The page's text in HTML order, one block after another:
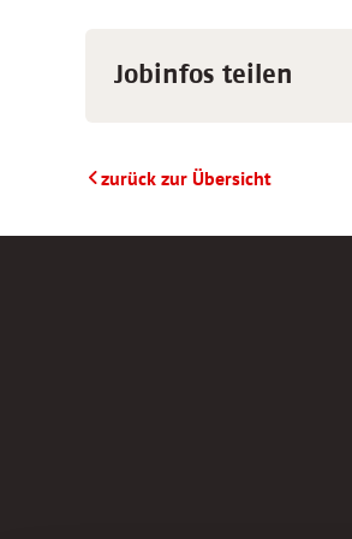
Jobinfos teilen
zurück zur Übersicht